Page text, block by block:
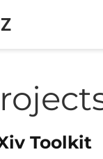
Toolkit